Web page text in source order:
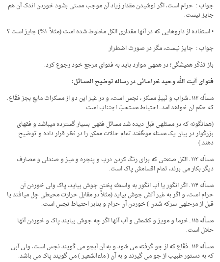
جواب : حرام است، اگر نوشیدن مقدار زیاد آن موجب مستی بشود خوردن اندک آن هم
جایز نیست.
• استفاده از داروهایی که در آنها مقداری الکل مخلوط شده است (مثلاً ۱%) جایز است ؟
جواب : جایز نیست، مگر در صورت اضطرار
باز تذکّر همیشگی؛ در همه­ی موارد باید به فتوای مرجع خود رجوع کرد.
فتوای آیت الله وحید خراسانی در رساله توضیح المسائل:
مسأله ۱۱۲ ـ شراب و نَبیذِ مسکر ، نجس است، و در غیر این دو از مسکرات مایع بجز فقّاع ـ
که حکم آن خواهد آمد ـ احتیاط مستحبّ اجتناب است.
(همان­گونه که در مسئله­ی قبل دیده شد مسائل فقهی بسیار گسترده می­باشد و فقهای
بزرگوار در بیان یک مسئله موظّفند تمام حالات ممکن را در نظر قرار داده و توضیح
دهند.)
مسأله ۱۱۳ ـ الکل صنعتى که براى رنگ کردن درب و پنجره و میز و صندلى و مصارف
دیگر بکار مى برند، تمام اقسامش پاک است.
مسأله ۱۱۴ ـ اگر انگور یا آب انگور به واسطه پختن جوش بیاید، پاک ولى خوردن آن
حرام است، و اگر به غیر آتش جوش بیاید (مثلاً در مقابل حرارت محیطی جِل می­افتد یا
قبل از مرحله­ی سرکه شدن ) خوردن آن حرام و بنابر احتیاط نجس است.
مسأله ۱۱۵ ـ خرما و مویز و کشمش و آب آنها اگر چه جوش بیایند پاک و خوردن آنها
حلال است.
مسأله ۱۱۶ ـ فقّاع که از جو گرفته مى شود و به آن آبجو مى گویند نجس است، ولى آبى
که به دستور طبیب از جو مى گیرند و به آن ( ماءالشعیر ) مى گویند پاک مى باشد.